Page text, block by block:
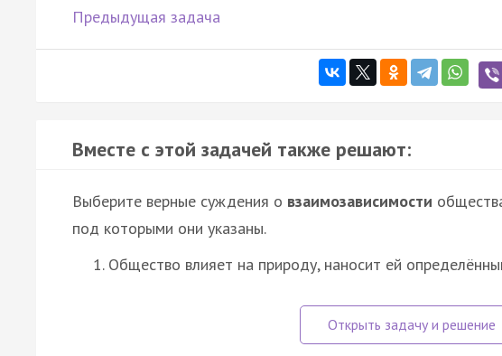
Предыдущая задача
Вместе с этой задачей также решают:
Выберите верные суждения о взаимозависимости
под которыми они указаны.
Общество влияет на природу, наносит ей